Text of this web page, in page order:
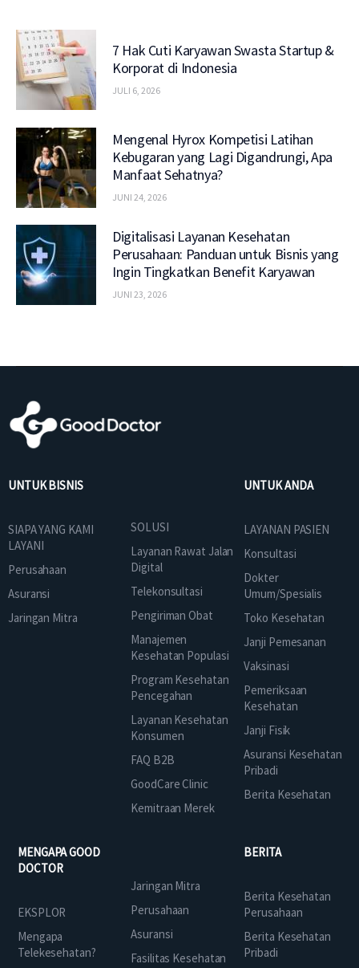
7 Hak Cuti Karyawan Swasta Startup &
Korporat di Indonesia
JULI 6, 2026
Mengenal Hyrox Kompetisi Latihan
Kebugaran yang Lagi Digandrungi, Apa
Manfaat Sehatnya?
JUNI 24, 2026
Digitalisasi Layanan Kesehatan
Perusahaan: Panduan untuk Bisnis yang
Ingin Tingkatkan Benefit Karyawan
JUNI 23, 2026
UNTUK BISNIS
SIAPA YANG KAMI
LAYANI
Perusahaan
Asuransi
Jaringan Mitra
SOLUSI
Layanan Rawat Jalan
Digital
Telekonsultasi
Pengiriman Obat
Manajemen
Kesehatan Populasi
Program Kesehatan
Pencegahan
Layanan Kesehatan
Konsumen
FAQ B2B
GoodCare Clinic
Kemitraan Merek
UNTUK ANDA
LAYANAN PASIEN
Konsultasi
Dokter
Umum/Spesialis
Toko Kesehatan
Janji Pemesanan
Vaksinasi
Pemeriksaan
Kesehatan
Janji Fisik
Asuransi Kesehatan
Pribadi
Berita Kesehatan
MENGAPA GOOD
DOCTOR
EKSPLOR
Mengapa
Telekesehatan?
Jaringan Mitra
Perusahaan
Asuransi
Fasilitas Kesehatan
BERITA
Berita Kesehatan
Perusahaan
Berita Kesehatan
Pribadi